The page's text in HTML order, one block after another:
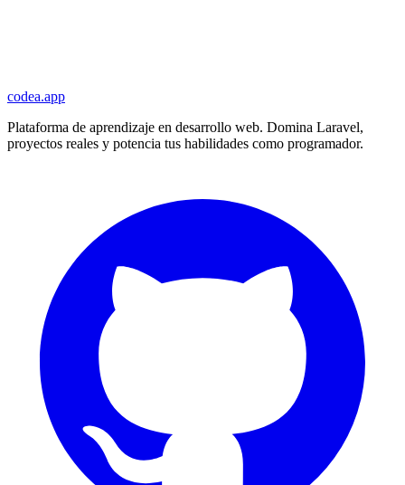
codea.app
Plataforma de aprendizaje en desarrollo web. Domina Laravel,
proyectos reales y potencia tus habilidades como programador.